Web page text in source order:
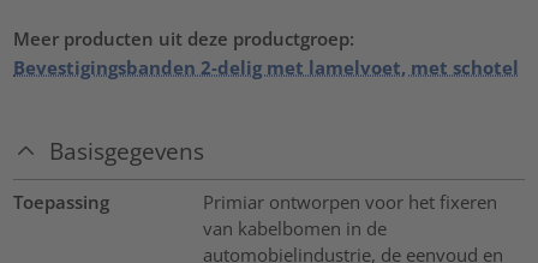
Meer producten uit deze productgroep:
Bevestigingsbanden 2-delig met lamelvoet, met schotel
Basisgegevens
Toepassing
Primiar ontworpen voor het fixeren
van kabelbomen in de
automobielindustrie, de eenvoud en